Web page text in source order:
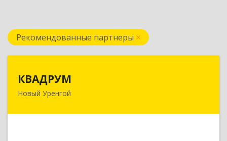
Рекомендованные партнеры
КВАДРУМ
Новый Уренгой
629309, Ямало-Ненецкий АО, Новый Уренгой г,